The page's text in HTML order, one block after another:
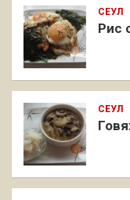
СЕУЛ
Рис
СЕУЛ